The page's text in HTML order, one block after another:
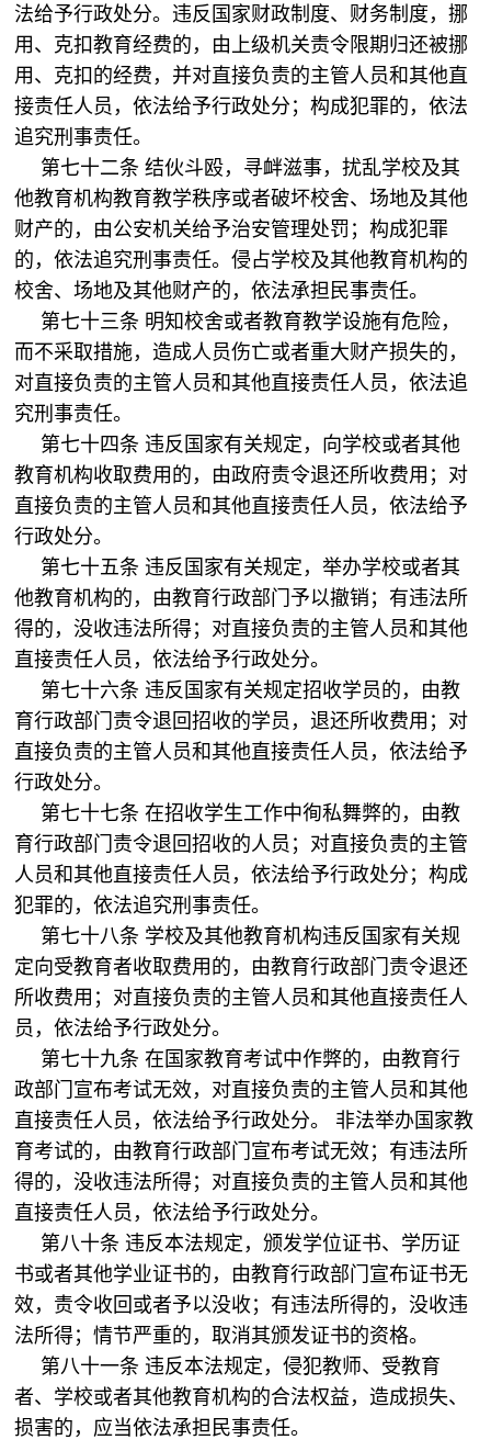
法给予行政处分。违反国家财政制度、财务制度，挪
用、克扣教育经费的，由上级机关责令限期归还被挪
用、克扣的经费，并对直接负责的主管人员和其他直
接责任人员，依法给予行政处分；构成犯罪的，依法
追究刑事责任。
第七十二条 结伙斗殴，寻衅滋事，扰乱学校及其
他教育机构教育教学秩序或者破坏校舍、场地及其他
财产的，由公安机关给予治安管理处罚；构成犯罪
的，依法追究刑事责任。侵占学校及其他教育机构的
校舍、场地及其他财产的，依法承担民事责任。
第七十三条 明知校舍或者教育教学设施有危险，
而不采取措施，造成人员伤亡或者重大财产损失的，
对直接负责的主管人员和其他直接责任人员，依法追
究刑事责任。
第七十四条 违反国家有关规定，向学校或者其他
教育机构收取费用的，由政府责令退还所收费用；对
直接负责的主管人员和其他直接责任人员，依法给予
行政处分。
第七十五条 违反国家有关规定，举办学校或者其
他教育机构的，由教育行政部门予以撤销；有违法所
得的，没收违法所得；对直接负责的主管人员和其他
直接责任人员，依法给予行政处分。
第七十六条 违反国家有关规定招收学员的，由教
育行政部门责令退回招收的学员，退还所收费用；对
直接负责的主管人员和其他直接责任人员，依法给予
行政处分。
第七十七条 在招收学生工作中徇私舞弊的，由教
育行政部门责令退回招收的人员；对直接负责的主管
人员和其他直接责任人员，依法给予行政处分；构成
犯罪的，依法追究刑事责任。
第七十八条 学校及其他教育机构违反国家有关规
定向受教育者收取费用的，由教育行政部门责令退还
所收费用；对直接负责的主管人员和其他直接责任人
员，依法给予行政处分。
第七十九条 在国家教育考试中作弊的，由教育行
政部门宣布考试无效，对直接负责的主管人员和其他
直接责任人员，依法给予行政处分。 非法举办国家教
育考试的，由教育行政部门宣布考试无效；有违法所
得的，没收违法所得；对直接负责的主管人员和其他
直接责任人员，依法给予行政处分。
第八十条 违反本法规定，颁发学位证书、学历证
书或者其他学业证书的，由教育行政部门宣布证书无
效，责令收回或者予以没收；有违法所得的，没收违
法所得；情节严重的，取消其颁发证书的资格。
第八十一条 违反本法规定，侵犯教师、受教育
者、学校或者其他教育机构的合法权益，造成损失、
损害的，应当依法承担民事责任。